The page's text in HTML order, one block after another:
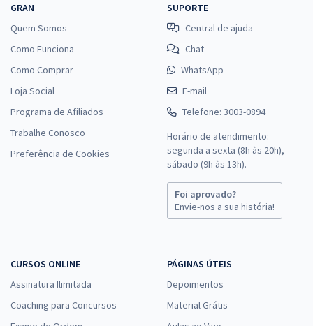
GRAN
Quem Somos
Como Funciona
Como Comprar
Loja Social
Programa de Afiliados
Trabalhe Conosco
Preferência de Cookies
SUPORTE
Central de ajuda
Chat
WhatsApp
E-mail
Telefone: 3003-0894
Horário de atendimento:
segunda a sexta (8h às 20h),
sábado (9h às 13h).
Foi aprovado?
Envie-nos a sua história!
CURSOS ONLINE
Assinatura Ilimitada
Coaching para Concursos
PÁGINAS ÚTEIS
Depoimentos
Material Grátis